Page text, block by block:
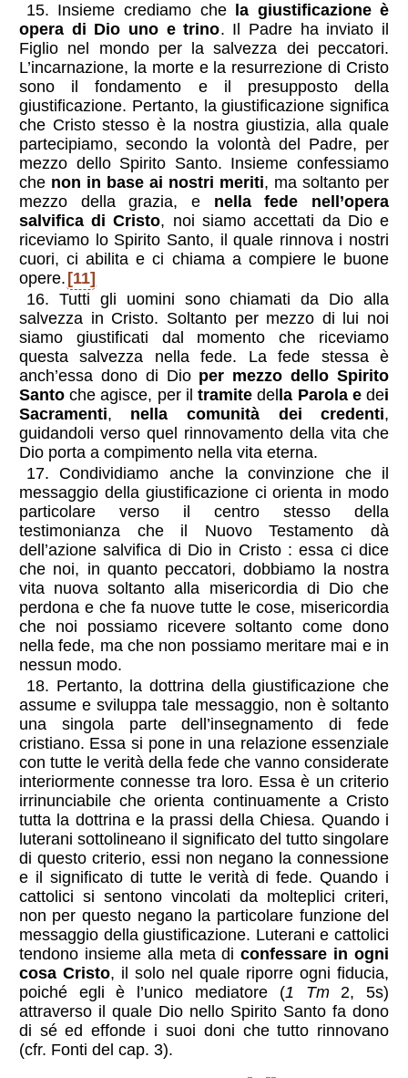
15. Insieme crediamo che
la giustificazione è
opera di Dio uno e trino. Il Padre ha inviato il
Figlio nel mondo per la salvezza dei peccatori.
L’incarnazione, la morte e la resurrezione di Cristo
sono il fondamento e il presupposto della
giustificazione. Pertanto, la giustificazione significa
che Cristo stesso è la nostra giustizia, alla quale
partecipiamo, secondo la volontà del Padre, per
mezzo dello Spirito Santo. Insieme confessiamo
che non in base ai nostri meriti, ma soltanto per
mezzo della grazia, e nella fede nell’opera
salvifica di Cristo, noi siamo accettati da Dio e
riceviamo lo Spirito Santo, il quale rinnova i nostri
cuori, ci abilita e ci chiama a compiere le buone
opere. [11]
16. Tutti gli uomini sono chiamati da Dio alla
salvezza in Cristo. Soltanto per mezzo di lui noi
siamo giustificati dal momento che riceviamo
questa salvezza nella fede. La fede stessa è
anch’essa dono di Dio per mezzo dello Spirito
Santoche agisce, per iltramite del la Parola edei
Sacramenti, nella comunità dei credenti,
guidandoli verso quel rinnovamento della vita che
Dio porta a compimento nella vita eterna.
17. Condividiamo anche la convinzione che il
messaggio della giustificazione ci orienta in modo
particolare verso il centro stesso della
testimonianza che il Nuovo Testamento dà
dell’azione salvifica di Dio in Cristo : essa ci dice
che noi, in quanto peccatori, dobbiamo la nostra
vita nuova soltanto alla misericordia di Dio che
perdona e che fa nuove tutte le cose, misericordia
che noi possiamo ricevere soltanto come dono
nella fede, ma che non possiamo meritare mai e in
nessun modo.
18. Pertanto, la dottrina della giustificazione che
assume e sviluppa tale messaggio, non è soltanto
una singola parte dell’insegnamento di fede
cristiano. Essa si pone in una relazione essenziale
con tutte le verità della fede che vanno considerate
interiormente connesse tra loro. Essa è un criterio
irrinunciabile che orienta continuamente a Cristo
tutta la dottrina e la prassi della Chiesa. Quando i
luterani sottolineano il significato del tutto singolare
di questo criterio, essi non negano la connessione
e il significato di tutte le verità di fede. Quando i
cattolici si sentono vincolati da molteplici criteri,
non per questo negano la particolare funzione del
messaggio della giustificazione. Luterani e cattolici
tendono insieme alla meta diconfessare in ogni
cosa Cristo, il solo nel quale riporre ogni fiducia,
poiché egli è l’unico mediatore (1 Tm2, 5s)
attraverso il quale Dio nello Spirito Santo fa dono
di sé ed effonde i suoi doni che tutto rinnovano
(cfr. Fonti del cap. 3).